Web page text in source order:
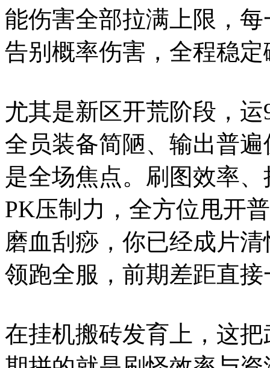
能伤害全部拉满上限，
告别概率伤害，全程稳定
尤其是新区开荒阶段，
全员装备简陋、输出普
是全场焦点。刷图效率
PK压制力，全方位甩开
磨血刮痧，你已经成片
领跑全服，前期差距直
在挂机搬砖发育上，这